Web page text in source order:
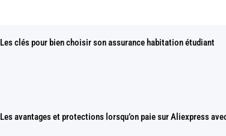
Les clés pour bien choisir son assurance habitation étudiant
Les avantages et protections lorsqu’on paie sur Aliexpress